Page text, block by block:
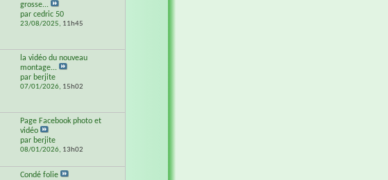
grosse...
par cedric 50
23/08/2025, 11h45
la vidéo du nouveau
montage...
par berjite
07/01/2026, 15h02
Page Facebook photo et
vidéo
par berjite
08/01/2026, 13h02
Condé folie